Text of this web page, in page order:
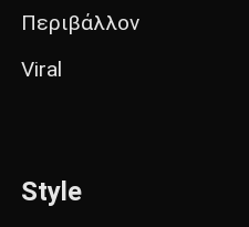
Περιβάλλον
Viral
Style